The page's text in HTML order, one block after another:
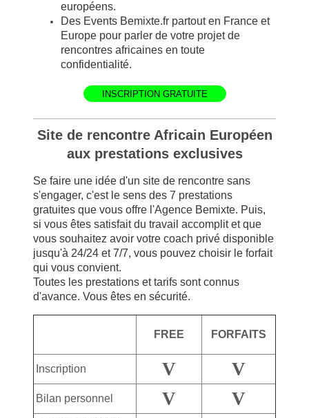
européens.
Des Events Bemixte.fr partout en France et
Europe pour parler de votre projet de
rencontres africaines en toute
confidentialité.
INSCRIPTION GRATUITE
Site de rencontre Africain Européen
aux prestations exclusives
Se faire une idée d'un site de rencontre sans
s'engager, c'est le sens des 7 prestations
gratuites que vous offre l'Agence Bemixte. Puis,
si vous êtes satisfait du travail accomplit et que
vous souhaitez avoir votre coach privé disponible
jusqu'à 24/24 et 7/7, vous pouvez choisir le forfait
qui vous convient.
Toutes les prestations et tarifs sont connus
d'avance. Vous êtes en sécurité.
FREE FORFAITS
Inscription V V
Bilan personnel V V